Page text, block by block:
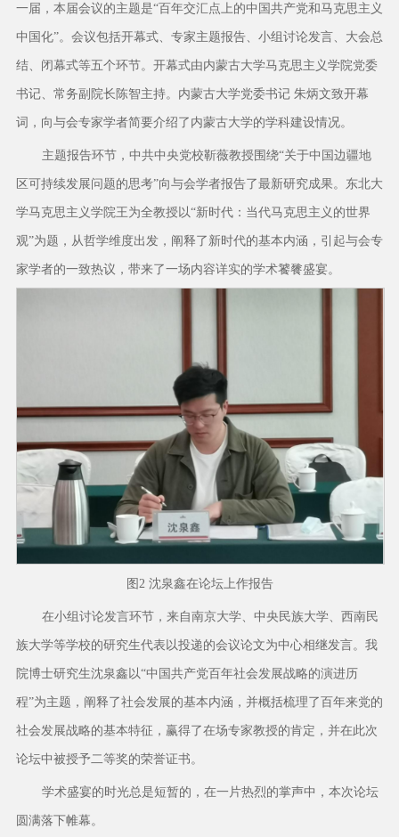
一届，本届会议的主题是“百年交汇点上的中国共产党和马克思主义
中国化”。会议包括开幕式、专家主题报告、小组讨论发言、大会总
结、闭幕式等五个环节。开幕式由内蒙古大学马克思主义学院党委
书记、常务副院长陈智主持。内蒙古大学党委书记 朱炳文致开幕
词，向与会专家学者简要介绍了内蒙古大学的学科建设情况。
主题报告环节，中共中央党校靳薇教授围绕“关于中国边疆地
区可持续发展问题的思考”向与会学者报告了最新研究成果。东北大
学马克思主义学院王为全教授以“新时代：当代马克思主义的世界
观”为题，从哲学维度出发，阐释了新时代的基本内涵，引起与会专
家学者的一致热议，带来了一场内容详实的学术饕餮盛宴。
图2 沈泉鑫在论坛上作报告
在小组讨论发言环节，来自南京大学、中央民族大学、西南民
族大学等学校的研究生代表以投递的会议论文为中心相继发言。我
院博士研究生沈泉鑫以“中国共产党百年社会发展战略的演进历
程”为主题，阐释了社会发展的基本内涵，并概括梳理了百年来党的
社会发展战略的基本特征，赢得了在场专家教授的肯定，并在此次
论坛中被授予二等奖的荣誉证书。
学术盛宴的时光总是短暂的，在一片热烈的掌声中，本次论坛
圆满落下帷幕。